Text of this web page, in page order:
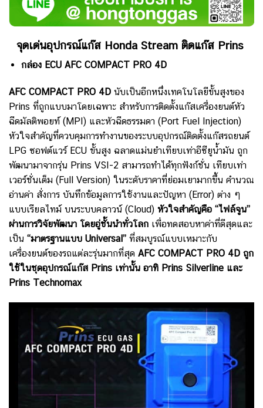
จุดเด่นอุปกรณ์แก๊ส Honda Stream ติดแก๊ส Prins
กล่อง ECU AFC COMPACT PRO 4D
AFC COMPACT PRO 4D นับเป็นอีกหนึ่งเทคโนโลยีขั้นสูงของ
Prins ที่ถูกแบบมาโดยเฉพาะ สำหรับการติดตั้งแก๊สเครื่องยนต์หัว
ฉีดมัลติพอยท์ (MPI) และหัวฉีดธรรมดา (Port Fuel Injection)
หัวใจสำคัญที่ควบคุมการทำงานของระบบอุปกรณ์ติดตั้งแก๊สรถยนต์
LPG ซอฟต์แวร์ ECU ขั้นสูง ฉลาดแม่นยำเทียบเท่าอีซียูน้ำมัน ถูก
พัฒนามาจากรุ่น Prins VSI-2 สามารถทำได้ทุกฟังก์ชั่น เทียบเท่า
เวอร์ชั่นเต็ม (Full Version) ในระดับราคาที่ย่อมเยามากขึ้น คำนวณ
อ่านค่า สั่งการ บันทึกข้อมูลการใช้งานและปัญหา (Error) ต่าง ๆ
แบบเรียลไทม์ บนระบบคลาวน์ (Cloud) หัวใจสำคัญคือ “ไฟล์จูน”
ผ่านการวิจัยพัฒนา โดยอู่ชั้นนำทั่วโลก เพื่อทดสอบหาค่าที่ดีสุดและ
เป็น “มาตรฐานแบบ Universal” ที่สมบูรณ์แบบเหมาะกับ
เครื่องยนต์ของรถแต่ละรุ่นมากที่สุด AFC COMPACT PRO 4D ถูก
ใช้ในชุดอุปกรณ์แก๊ส Prins เท่านั้น อาทิ Prins Silverline และ
Prins Technomax